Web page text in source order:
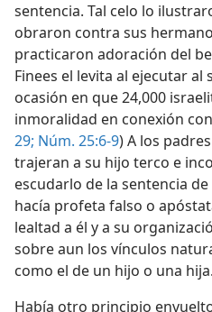
sentencia. Tal celo lo
obraron contra sus
practicaron adoración del
Finees el levita al ejecutar al
ocasión en que 24,000
inmoralidad en conexión con
29; Núm. 25:6-9) A los
trajeran a su hijo terco e
escudarlo de la sentencia
hacía profeta falso o
lealtad a él y a su
sobre aun los vínculos
como el de un hijo o una
Había otro principio